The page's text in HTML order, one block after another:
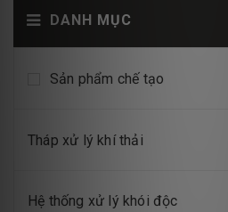
DANH MỤC
Sản phẩm chế tạo
Tháp xử lý khí thải
Hệ thống xử lý khói độc